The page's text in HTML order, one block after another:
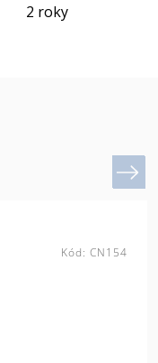
2 roky
Kód: CN154
Next